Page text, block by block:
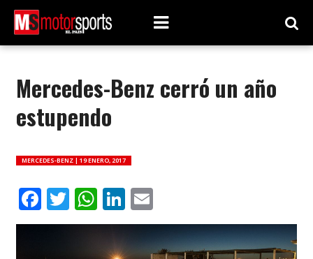
Mercedes-Benz cerró un año
estupendo
MERCEDES-BENZ | 19 ENERO, 2017
Facebook
Twitter
WhatsApp
LinkedIn
Email